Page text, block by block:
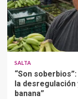
SALTA
“Son
la desregulación
banana”